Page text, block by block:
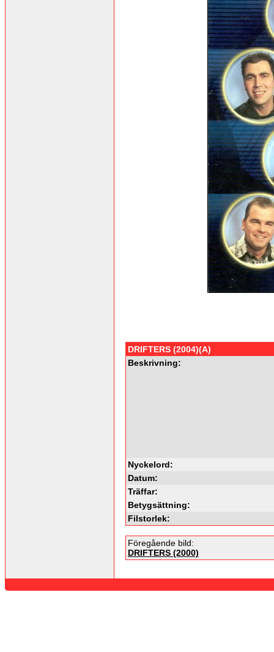
DRIFTERS (2004)(A)
Beskrivning:
Nyckelord:
Datum:
Träffar:
Betygsättning:
Filstorlek:
Föregående bild:
DRIFTERS (2000)